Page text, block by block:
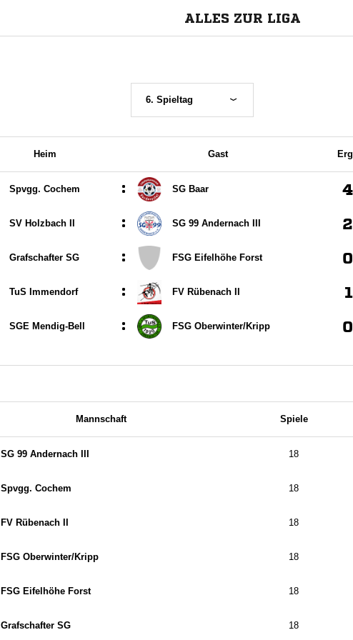
ALLES ZUR LIGA
6. Spieltag
Heim Gast
Spvgg. Cochem : SG Baar 
SV Holzbach II : SG 99 Andernach III 
Grafschafter SG : FSG Eifelhöhe Forst 
TuS Immendorf : FV Rübenach II 
SGE Mendig-Bell : FSG Oberwinter/​Kripp 
Mannschaft Spiele
SG 99 Andernach III 18
Spvgg. Cochem 18
FV Rübenach II 18
FSG Oberwinter/​Kripp 18
FSG Eifelhöhe Forst 18
Grafschafter SG 18